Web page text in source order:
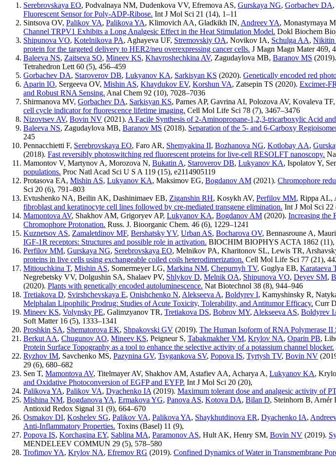
Serebrovskaya EO, Podvalnaya NM, Dudenkova VV, Efremova AS, Gurskaya NG, Gorbachev DA,
Fluorescent Sensor for Poly-ADP-Ribose. Int J Mol Sci 21 (14), 1–11
Sintsova OV, Palikov VA, Palikova YA, Klimovich AA, Gladkikh IN, Andreev YA, Monastyrnaya
Channel TRPV1 Exhibits a Long Analgesic Effect in the Heat Stimulation Model. Dokl Biochem
Shipunova VO, Kotelnikova PA, Aghayeva UF, Stremovskiy OA, Novikov IA, Schulga AA, Nikitin
protein for the targeted delivery to HER2/neu overexpressing cancer cells. J Magn Magn Mater 469,
Baleeva NS, Zaitseva SO, Mineev KS, Khavroshechkina AV, Zagudaylova MB, Baranov MS (2019).
Tetrahedron Lett 60 (5), 456–459
Gorbachev DA, Staroverov DB, Lukyanov KA, Sarkisyan KS (2020). Genetically encoded red
Aparin IO, Sergeeva OV, Mishin AS, Khaydukov EV, Korshun VA, Zatsepin TS (2020). Excimer-
and Robust RNA Sensing. Anal Chem 92 (10), 7028–7036
Shirmanova MV, Gorbachev DA, Sarkisyan KS, Parnes AP, Gavrina AI, Polozova AV, Kovaleva TF,
cell cycle indicator for fluorescence lifetime imaging. Cell Mol Life Sci 78 (7), 3467–3476
Nizovtsev AV, Bovin NV (2021). A Facile Synthesis of 2-Aminopropane-1,2,3-tricarboxylic Acid
Baleeva NS, Zagudaylova MB, Baranov MS (2018). Separation of the 5- and 6-Carboxy
245
Pennacchietti F, Serebrovskaya EO, Faro AR, Shemyakina II, Bozhanova NG, Kotlobay AA,
(2018). Fast reversibly photoswitching red fluorescent proteins for live-cell RESOLFT nanoscopy.
Mamontov V, Martynov A, Morozova N, Bukatin A, Staroverov DB, Lukyanov KA, Ispolatov Y,
populations. Proc Natl Acad Sci U S A 119 (15), e2114905119
Protasova EA, Mishin AS, Lukyanov KA, Maksimov EG, Bogdanov AM (2021). Chromophore
Sci 20 (6), 791–803
Evtushenko NA, Beilin AK, Dashinimaev EB, Ziganshin RH, Kosykh AV, Perfilov MM, Rippa AL,
fibroblast and keratinocyte cell lines followed by cre-mediated transgene elimination. Int J Mol Sci 22
Mamontova AV, Shakhov AM, Grigoryev AP, Lukyanov KA, Bogdanov AM (2020). Increasing the
Chromophore Protonation. Russ. J. Bioorganic Chem. 46 (6), 1229–1241
Kuznetsov AS, Zamaletdinov MF, Bershatsky YV, Urban AS, Bocharova OV, Bennasroune A,
IGF-1R receptors: Structures and possible role in activation. BIOCHIM BIOPHYS ACTA 1862 (11),
Perfilov MM, Gurskaya NG, Serebrovskaya EO, Melnikov PA, Kharitonov SL, Lewis TR,
proteins in live cells using exchangeable coiled coils heterodimerization. Cell Mol Life Sci 77 (21),
Mitiouchkina T, Mishin AS, Somermeyer LG, Markina NM, Chepurnyh TV, Guglya EB, Karataeva
Negrebetsky VV, Dolgushin SA, Shalaev PV, Shlykov D, Melnik OA, Shipunova VO, Deyev SM,
(2020). Plants with genetically encoded autoluminescence. Nat Biotechnol 38 (8), 944–946
Tretiakova D, Svirshchevskaya E, Onishchenko N, Alekseeva A, Boldyrev I, Kamyshinsky R,
Melphalan Lipophilic Prodrug: Studies of Acute Toxicity, Tolerability, and Antitumor Efficacy. Curr
Mineev KS, Volynsky PE, Galimzyanov TR, Tretiakova DS, Bobrov MY, Alekseeva AS, Boldyrev
Soft Matter 16 (5), 1333–1341
Proshkin SA, Shematorova EK, Shpakovski GV (2019). The Human Isoform of RNA Polymerase
Berkut AA, Chugunov AO, Mineev KS, Peigneur S, Tabakmakher VM, Krylov NA, Oparin PB,
Protein Surface Topography as a tool to enhance the selective activity of a potassium channel blocker.
Ryzhov IM, Savchenko MS, Pazynina GV, Tsygankova SV, Popova IS, Tyrtysh TV, Bovin NV
29 (6), 680–682
Sen T, Mamontova AV, Titelmayer AV, Shakhov AM, Astafiev AA, Acharya A, Lukyanov KA,
and Oxidative Photoconversion of EGFP and EYFP. Int J Mol Sci 20 (20),
Palikova YA, Palikov VA, Dyachenko IA (2019). Maximum tolerant dose and analgesic activity of
Mishina NM, Bogdanova YA, Ermakova YG, Panova AS, Kotova DA, Bilan D, Steinhorn B, Arnér
Antioxid Redox Signal 31 (9), 664–670
Osmakov DI, Koshelev SG, Palikov VA, Palikova YA, Shaykhutdinova ER, Dyachenko IA,
Anti-Inflammatory Properties. Toxins (Basel) 11 (9),
Popova IS, Korchagina EY, Sablina MA, Paramonov AS, Hult AK, Henry SM, Bovin NV (2019).
MENDELEEV COMMUN 29 (5), 578–580
Trofimov YA, Krylov NA, Efremov RG (2019). Confined Dynamics of Water in Transmembrane